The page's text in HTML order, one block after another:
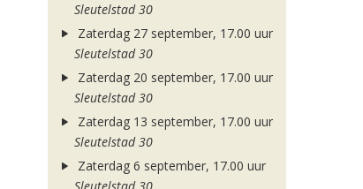
Sleutelstad 30
Zaterdag 27 september, 17.00 uur
Sleutelstad 30
Zaterdag 20 september, 17.00 uur
Sleutelstad 30
Zaterdag 13 september, 17.00 uur
Sleutelstad 30
Zaterdag 6 september, 17.00 uur